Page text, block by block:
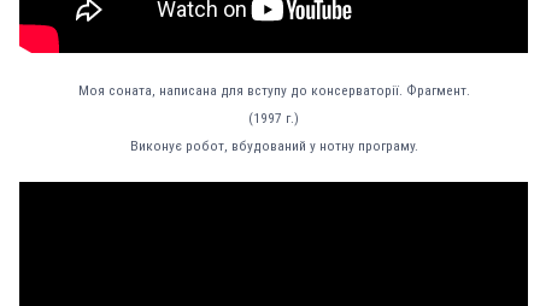
Моя соната, написана для вступу до консерваторії. Фрагмент.
(1997 г.)
Виконує робот, вбудований у нотну програму.